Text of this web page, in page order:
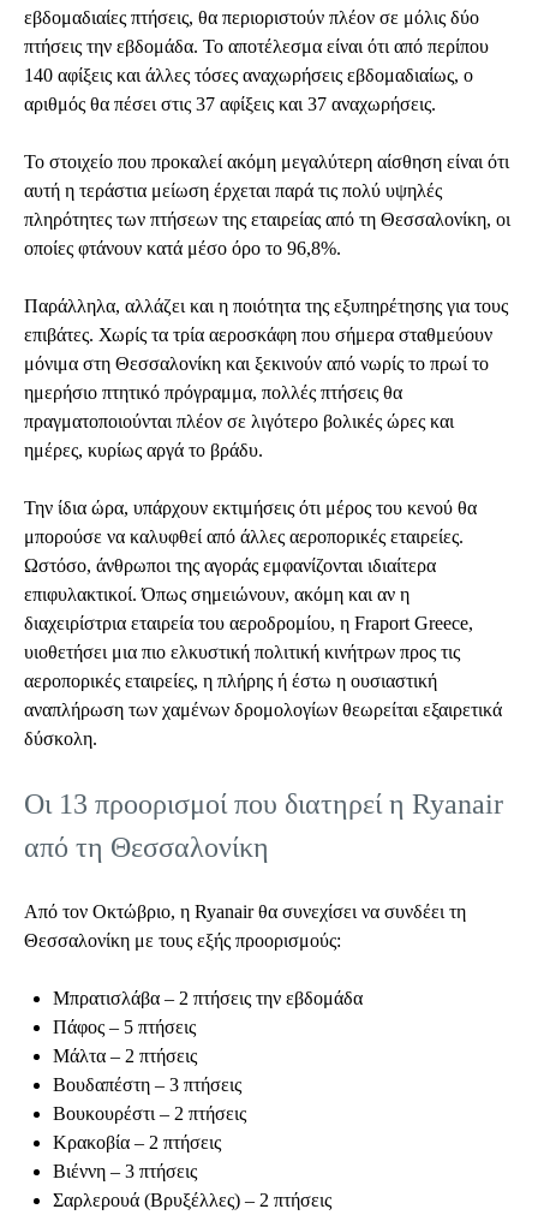
εβδομαδιαίες πτήσεις, θα περιοριστούν πλέον σε μόλις δύο
πτήσεις την εβδομάδα. Το αποτέλεσμα είναι ότι από περίπου
140 αφίξεις και άλλες τόσες αναχωρήσεις εβδομαδιαίως, ο
αριθμός θα πέσει στις 37 αφίξεις και 37 αναχωρήσεις.
Το στοιχείο που προκαλεί ακόμη μεγαλύτερη αίσθηση είναι ότι
αυτή η τεράστια μείωση έρχεται παρά τις πολύ υψηλές
πληρότητες των πτήσεων της εταιρείας από τη Θεσσαλονίκη, οι
οποίες φτάνουν κατά μέσο όρο το 96,8%.
Παράλληλα, αλλάζει και η ποιότητα της εξυπηρέτησης για τους
επιβάτες. Χωρίς τα τρία αεροσκάφη που σήμερα σταθμεύουν
μόνιμα στη Θεσσαλονίκη και ξεκινούν από νωρίς το πρωί το
ημερήσιο πτητικό πρόγραμμα, πολλές πτήσεις θα
πραγματοποιούνται πλέον σε λιγότερο βολικές ώρες και
ημέρες, κυρίως αργά το βράδυ.
Την ίδια ώρα, υπάρχουν εκτιμήσεις ότι μέρος του κενού θα
μπορούσε να καλυφθεί από άλλες αεροπορικές εταιρείες.
Ωστόσο, άνθρωποι της αγοράς εμφανίζονται ιδιαίτερα
επιφυλακτικοί. Όπως σημειώνουν, ακόμη και αν η
διαχειρίστρια εταιρεία του αεροδρομίου, η Fraport Greece,
υιοθετήσει μια πιο ελκυστική πολιτική κινήτρων προς τις
αεροπορικές εταιρείες, η πλήρης ή έστω η ουσιαστική
αναπλήρωση των χαμένων δρομολογίων θεωρείται εξαιρετικά
δύσκολη.
Οι 13 προορισμοί που διατηρεί η Ryanair
από τη Θεσσαλονίκη
Από τον Οκτώβριο, η Ryanair θα συνεχίσει να συνδέει τη
Θεσσαλονίκη με τους εξής προορισμούς:
Μπρατισλάβα – 2 πτήσεις την εβδομάδα
Πάφος – 5 πτήσεις
Μάλτα – 2 πτήσεις
Βουδαπέστη – 3 πτήσεις
Βουκουρέστι – 2 πτήσεις
Κρακοβία – 2 πτήσεις
Βιέννη – 3 πτήσεις
Σαρλερουά (Βρυξέλλες) – 2 πτήσεις